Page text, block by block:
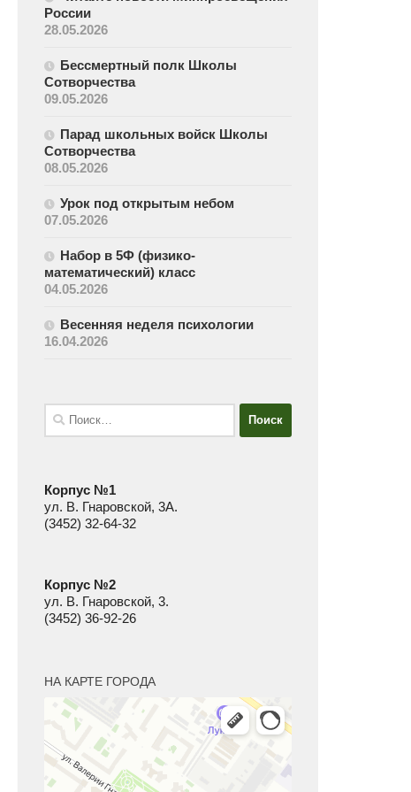
России
28.05.2026
Бессмертный полк Школы
Сотворчества
09.05.2026
Парад школьных войск Школы
Сотворчества
08.05.2026
Урок под открытым небом
07.05.2026
Набор в 5Ф (физико-
математический) класс
04.05.2026
Весенняя неделя психологии
16.04.2026
Найти:
Корпус №1
ул. В. Гнаровской, 3А.
(3452) 32-64-32
Корпус №2
ул. В. Гнаровской, 3.
(3452) 36-92-26
НА КАРТЕ ГОРОДА